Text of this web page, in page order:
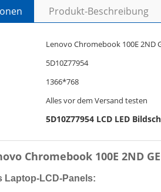
Produkt-Beschreibung
Lenovo Chromebook 100E 2ND
5D10Z77954
1366*768
Alles vor dem Versand testen
5D10Z77954 LCD LED
Chromebook 100E 2ND
Laptop-LCD-Panels: